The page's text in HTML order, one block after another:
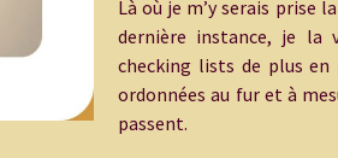
Là où je m’y serais prise
dernière instance, je la
checking lists de plus en
ordonnées au fur et à
passent.